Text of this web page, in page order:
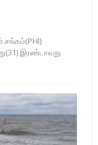
சங்கம்(PHI)
இரண்டாவது